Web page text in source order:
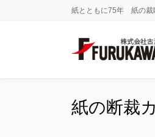
紙とともに75年 紙の裁
紙の断裁